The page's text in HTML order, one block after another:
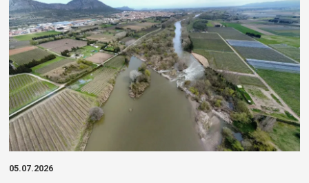
05.07.2026